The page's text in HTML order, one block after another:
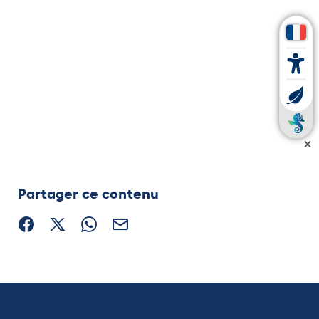
Partager ce contenu
Partager sur Facebook (nouvelle fenêtre)
Partager sur X / Twitter (nouvelle fenêtre)
Partager sur WhatsApp
Partager par mail